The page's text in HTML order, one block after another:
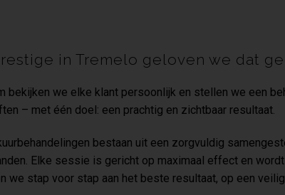
in Tremelo geloven we dat
bekijken we elke klant persoonlijk en stellen we een
– met één doel: een prachtig en zichtbaar resultaat.
bestaan uit een zorgvuldig
Elke sessie is gericht op maximaal effect en
we stap voor stap aan het beste resultaat, op een